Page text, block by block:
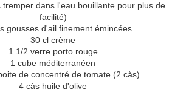
tremper dans l'eau bouillante pour plus de
facilité)
gousses d'ail finement émincées
30 cl crème
1 1/2 verre porto rouge
1 cube méditerranéen
de concentré de tomate (2 càs)
4 càs huile d'olive